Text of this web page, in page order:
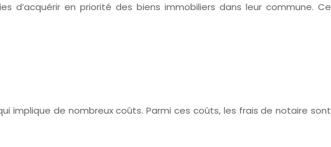
d’acquérir en priorité des biens immobiliers dans leur commune. Ce
implique de nombreux coûts. Parmi ces coûts, les frais de notaire sont